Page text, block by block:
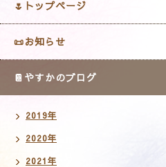
🌷トップページ
📜お知らせ
📔やすかのブログ
2019年
2020年
2021年